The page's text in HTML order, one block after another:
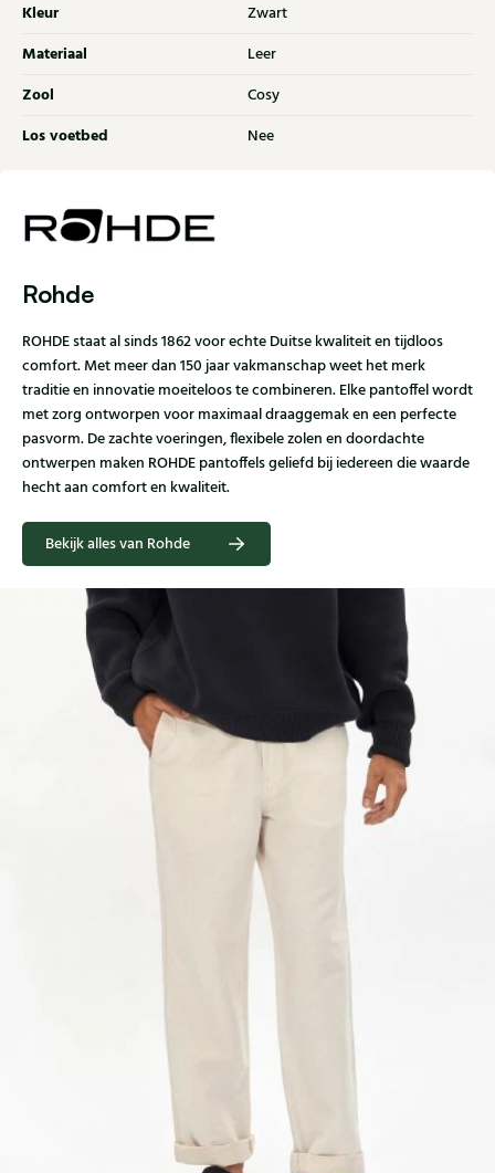
Kleur Zwart
Materiaal Leer
Zool Cosy
Los voetbed Nee
Rohde
ROHDE staat al sinds 1862 voor echte Duitse kwaliteit en tijdloos
comfort. Met meer dan 150 jaar vakmanschap weet het merk
traditie en innovatie moeiteloos te combineren. Elke pantoffel wordt
met zorg ontworpen voor maximaal draaggemak en een perfecte
pasvorm. De zachte voeringen, flexibele zolen en doordachte
ontwerpen maken ROHDE pantoffels geliefd bij iedereen die waarde
hecht aan comfort en kwaliteit.
Bekijk alles van Rohde